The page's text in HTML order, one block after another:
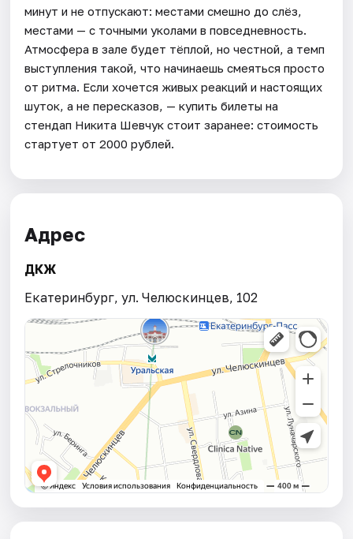
минут и не отпускают: местами смешно до слёз,
местами — с точными уколами в повседневность.
Атмосфера в зале будет тёплой, но честной, а темп
выступления такой, что начинаешь смеяться просто
от ритма. Если хочется живых реакций и настоящих
шуток, а не пересказов, — купить билеты на
стендап Никита Шевчук стоит заранее: стоимость
стартует от 2000 рублей.
Адрес
ДКЖ
Екатеринбург, ул. Челюскинцев, 102